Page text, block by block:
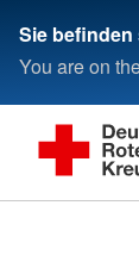
Sie
You are on